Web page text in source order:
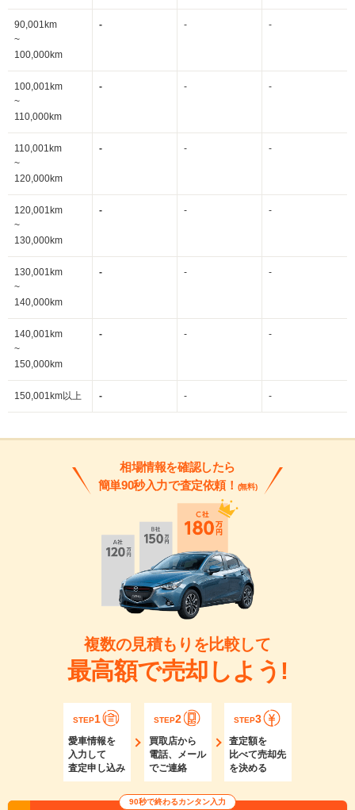
90,001km
~
100,000km
- - -
100,001km
~
110,000km
- - -
110,001km
~
120,000km
- - -
120,001km
~
130,000km
- - -
130,001km
~
140,000km
- - -
140,001km
~
150,000km
- - -
150,001km以上 - - -
相場情報を確認したら
簡単90秒入力で査定依頼！ (無料)
複数の見積もりを比較して
最高額で売却しよう!
STEP1
愛車情報を
入力して
査定申し込み
STEP2
買取店から
電話、メール
でご連絡
STEP3
査定額を
比べて売却先
を決める
90秒で終わるカンタン入力